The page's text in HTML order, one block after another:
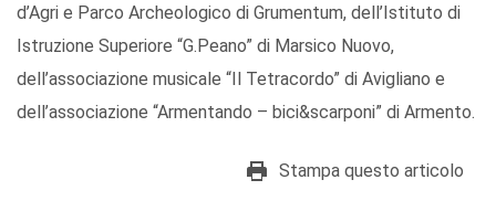
d’Agri e Parco Archeologico di Grumentum, dell’Istituto di
Istruzione Superiore “G.Peano” di Marsico Nuovo,
dell’associazione musicale “Il Tetracordo” di Avigliano e
dell’associazione “Armentando – bici&scarponi” di Armento.
Stampa questo articolo